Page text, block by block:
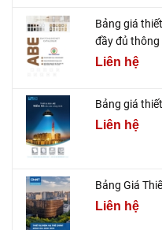
Bảng giá
đầy đủ thông
Liên hệ
Bảng giá
Liên hệ
Bảng Giá
Liên hệ